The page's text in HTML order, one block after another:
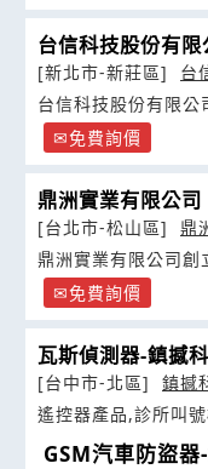
台信科技股份有限
[新北市-新莊區]
台
台信科技股份有限
免費詢價
鼎洲實業有限公司
[台北市-松山區]
鼎
鼎洲實業有限公司
免費詢價
瓦斯偵測器-鎮撼
[台中市-北區]
鎮撼
遙控器產品,診所叫
GSM汽車防盜